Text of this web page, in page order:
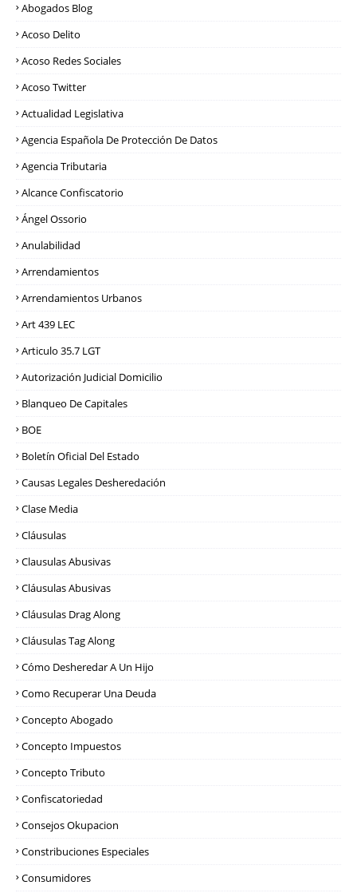
Abogados Blog
Acoso Delito
Acoso Redes Sociales
Acoso Twitter
Actualidad Legislativa
Agencia Española De Protección De Datos
Agencia Tributaria
Alcance Confiscatorio
Ángel Ossorio
Anulabilidad
Arrendamientos
Arrendamientos Urbanos
Art 439 LEC
Articulo 35.7 LGT
Autorización Judicial Domicilio
Blanqueo De Capitales
BOE
Boletín Oficial Del Estado
Causas Legales Desheredación
Clase Media
Cláusulas
Clausulas Abusivas
Cláusulas Abusivas
Cláusulas Drag Along
Cláusulas Tag Along
Cómo Desheredar A Un Hijo
Como Recuperar Una Deuda
Concepto Abogado
Concepto Impuestos
Concepto Tributo
Confiscatoriedad
Consejos Okupacion
Constribuciones Especiales
Consumidores